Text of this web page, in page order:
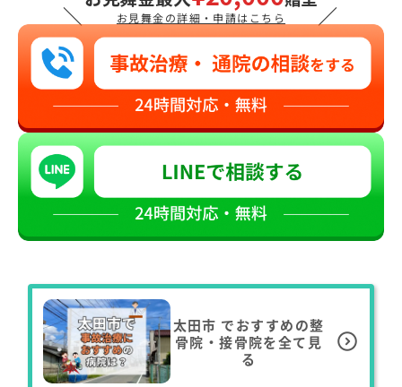
＼ お見舞金の詳細・申請はこちら ／
太田市 でおすすめの整
骨院・接骨院を全て見
る